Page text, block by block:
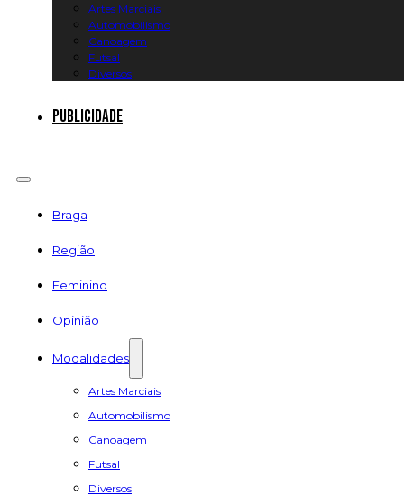
Artes Marciais
Automobilismo
Canoagem
Futsal
Diversos
Publicidade
Braga
Região
Feminino
Opinião
Modalidades
Artes Marciais
Automobilismo
Canoagem
Futsal
Diversos